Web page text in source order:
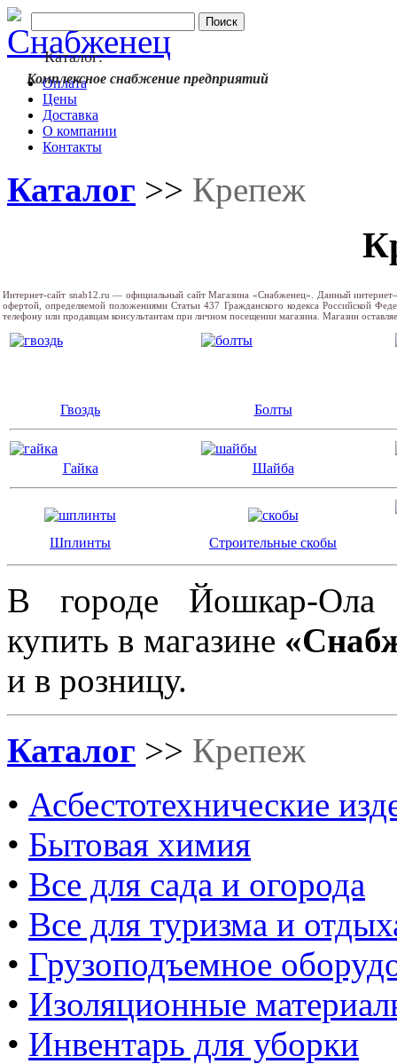
Оплата
Цены
Доставка
О компании
Контакты
Комплексное снабжение предприятий
Каталог >> Крепеж
Гвоздь Болты
Гайка Шайба
Шплинты Строительные скобы
В городе Йошкар-
купить в магазине
и в розницу.
Каталог >> Крепеж
Каталог:
• Асбестотехнические
• Бытовая химия
• Все для сада и огорода
• Все для туризма и
• Грузоподъемное
• Изоляционные
• Инвентарь для уборки
Интернет-сайт snab12.ru — официальный сайт Магазина «Снабженец». Данный
офертой, определяемой положениями Статьи 437 Гражданского кодекса Российской
телефону или продавцам консультантам при личном посещении магазина. Магазин